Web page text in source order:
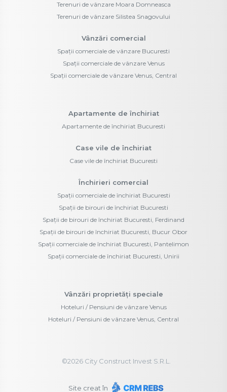
Terenuri de vânzare Moara Domneasca
Terenuri de vânzare Silistea Snagovului
Vânzări comercial
Spații comerciale de vânzare Bucuresti
Spații comerciale de vânzare Venus
Spații comerciale de vânzare Venus, Central
Apartamente de închiriat
Apartamente de închiriat Bucuresti
Case vile de închiriat
Case vile de închiriat Bucuresti
Închirieri comercial
Spații comerciale de închiriat Bucuresti
Spații de birouri de închiriat Bucuresti
Spații de birouri de închiriat Bucuresti, Ferdinand
Spații de birouri de închiriat Bucuresti, Bucur Obor
Spații comerciale de închiriat Bucuresti, Pantelimon
Spații comerciale de închiriat Bucuresti, Unirii
Vânzări proprietăți speciale
Hoteluri / Pensiuni de vânzare Venus
Hoteluri / Pensiuni de vânzare Venus, Central
©2026City Construct Invest S.R.L.
Site creat în